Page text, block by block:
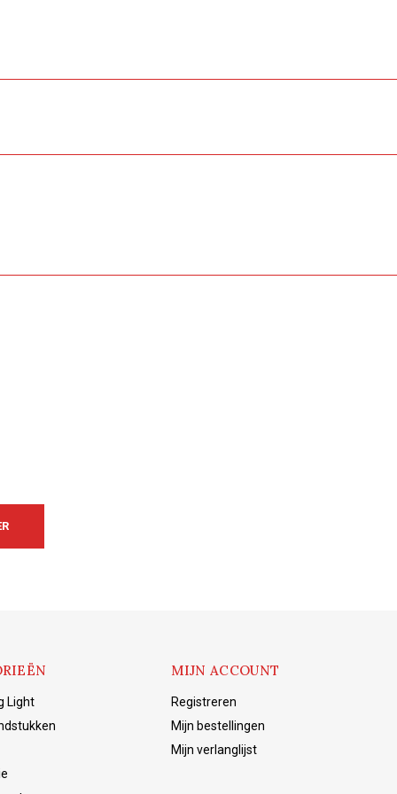
Light
MIJN ACCOUNT
Registreren
Mijn bestellingen
Mijn verlanglijst